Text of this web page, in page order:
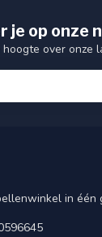
je op onze
over onze
in één